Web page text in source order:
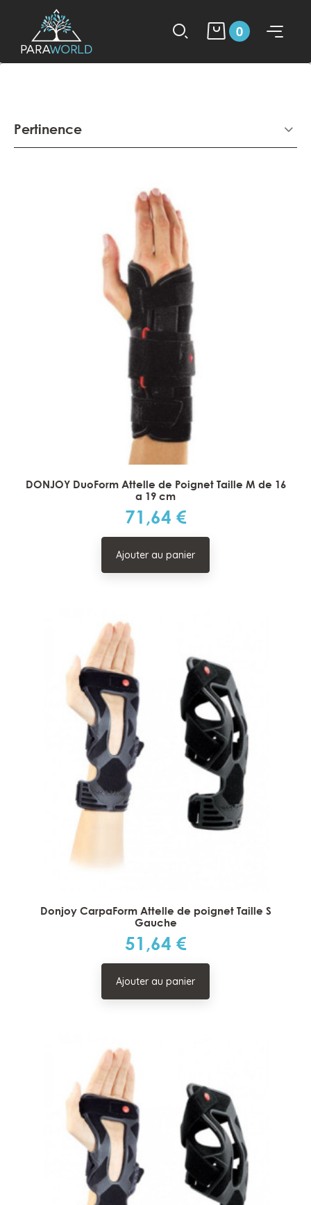
0
Pertinence
DONJOY DuoForm Attelle de Poignet Taille M de 16
a 19 cm
Prix
71,64 €
Ajouter au panier
Donjoy CarpaForm Attelle de poignet Taille S
Gauche
Prix
51,64 €
Ajouter au panier